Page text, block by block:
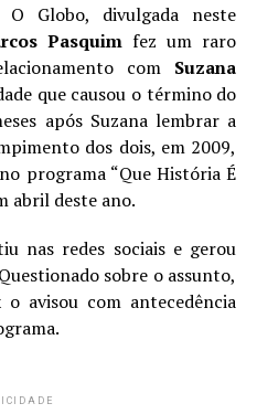
Globo, divulgada neste
Pasquim fez um raro
com Suzana
que causou o término do
após Suzana lembrar a
dos dois, em 2009,
programa “Que História É
abril deste ano.
nas redes sociais e gerou
sobre o assunto,
avisou com antecedência